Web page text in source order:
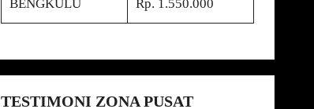
BENGKULU Rp. 1.550.000
TESTIMONI ZONA PUSAT